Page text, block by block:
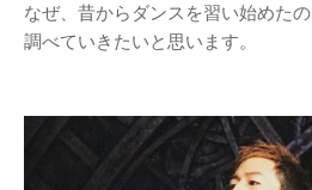
なぜ、昔からダンスを習い始めた
調べていきたいと思います。